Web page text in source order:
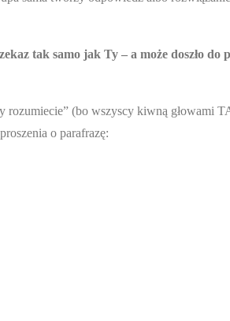
tak samo jak Ty – a może doszło do
rozumiecie” (bo wszyscy kiwną głowami
o parafrazę: